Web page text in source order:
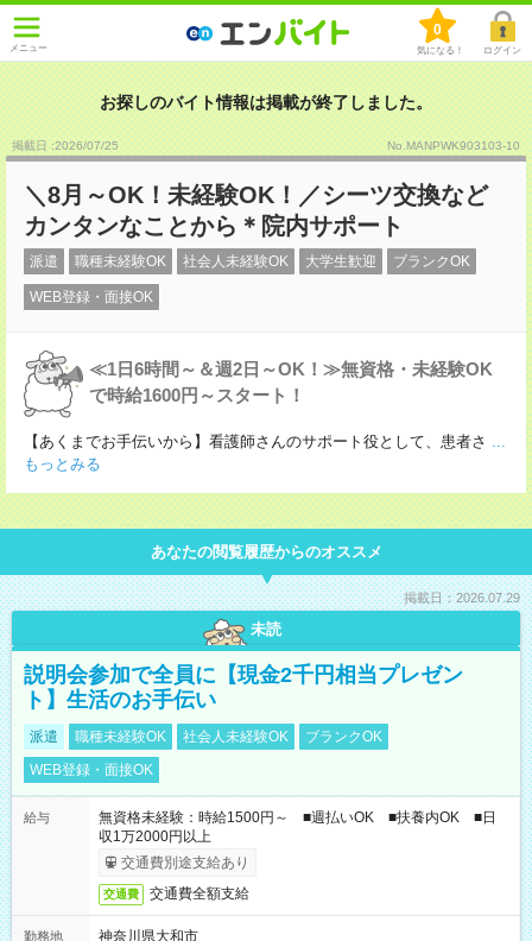
メニュー
0
気になる！ ログイン
お探しのバイト情報は掲載が終了しました。
掲載日 :2026/07/25 No.MANPWK903103-10
＼8月～OK！未経験OK！／シーツ交換など
カンタンなことから＊院内サポート
派遣 職種未経験OK 社会人未経験OK 大学生歓迎 ブランクOK
WEB登録・面接OK
≪1日6時間～＆週2日～OK！≫無資格・未経験OK
で時給1600円～スタート！
【あくまでお手伝いから】看護師さんのサポート役として、患者さ ...
もっとみる
あなたの閲覧履歴からのオススメ
掲載日：2026.07.29
未読
説明会参加で全員に【現金2千円相当プレゼン
ト】生活のお手伝い
派遣 職種未経験OK 社会人未経験OK
ブランクOK
WEB登録・面接OK
給与
無資格未経験：時給1500円～ ■週払いOK ■扶養内OK ■日
収1万2000円以上
交通費別途支給あり
交通費 交通費全額支給
勤務地
神奈川県大和市